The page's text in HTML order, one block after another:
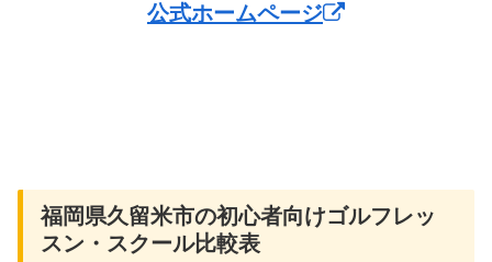
公式ホームページ
福岡県久留米市の初心者向けゴルフレッ
スン・スクール比較表